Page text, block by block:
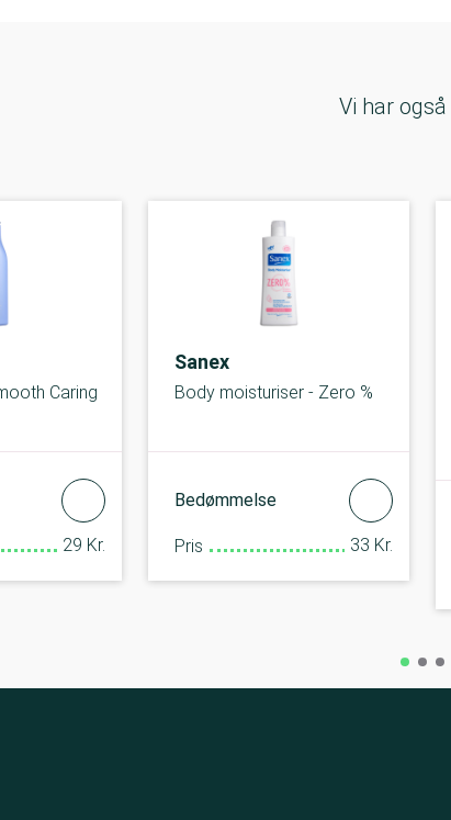
Vi har
Caring
29 Kr.
Sanex
Body moisturiser - Zero %
Bedømmelse
Pris 33 Kr.